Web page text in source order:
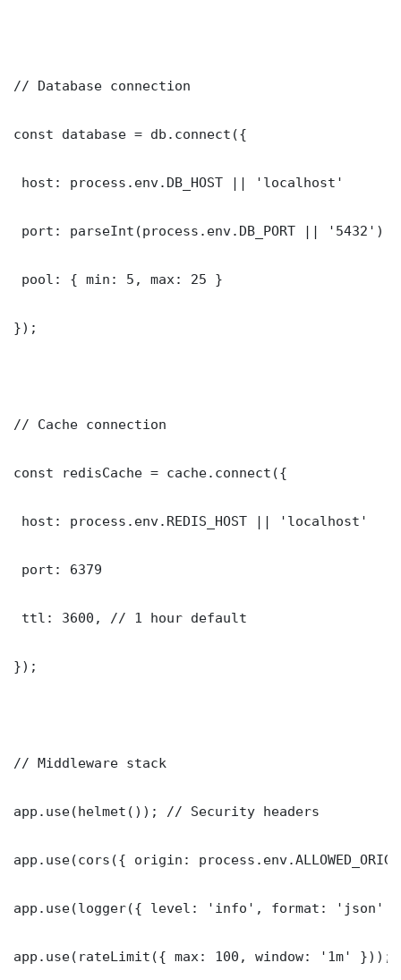
// Database connection
const database = db.connect({
host: process.env.DB_HOST || 'localhost'
port: parseInt(process.env.DB_PORT || '5432')
pool: { min: 5, max: 25 }
});
// Cache connection
const redisCache = cache.connect({
host: process.env.REDIS_HOST || 'localhost'
port: 6379
ttl: 3600, // 1 hour default
});
// Middleware stack
app.use(helmet()); // Security headers
app.use(cors({ origin:
app.use(logger({ level: 'info', format: 'json'
app.use(rateLimit({ max: 100, window: '1m' }));